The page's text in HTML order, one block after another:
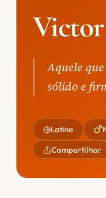
Aquele
sólido e
Latina
Compartilhar